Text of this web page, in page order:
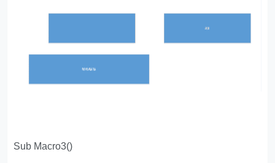
Sub Macro3()